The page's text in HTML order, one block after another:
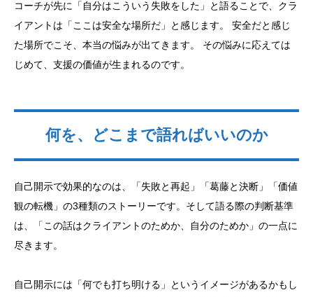
コーチが先に「自分はこういう失敗をした」と語ることで、クラ
イアントは「ここは安全な場所だ」と感じます。 安全だと感じ
た場所でこそ、本当の悩みが出てきます。 その悩みに応えては
じめて、支援の価値が生まれるのです。
何を、どこまで語ればいいのか
自己開示で効果的なのは、「失敗と再起」「葛藤と決断」「価値
観の転機」の3種類のストーリーです。そして語る際の判断基準
は、「この話はクライアントのためか、自分のためか」の一点に
尽きます。
自己開示には「何でも打ち明ける」というイメージがあるかもし